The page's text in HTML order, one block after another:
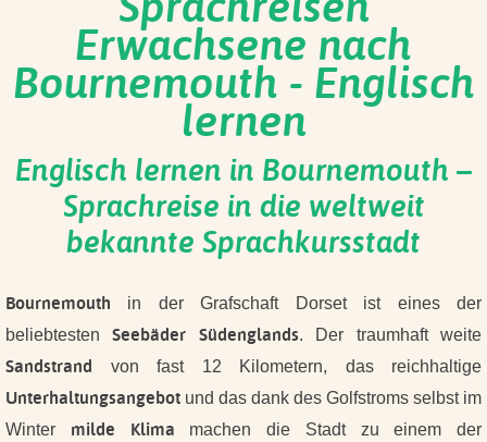
Erwachsene nach
Bournemouth - Englisch
lernen
Englisch lernen in Bournemouth –
Sprachreise in die weltweit
bekannte Sprachkursstadt
Bournemouth in der Grafschaft Dorset ist eines der
beliebtestenSeebäder Südenglands. Der traumhaft weite
Sandstrand von fast 12 Kilometern, das reichhaltige
Unterhaltungsangebot und das dank des Golfstroms selbst im
Winter milde Klima machen die Stadt zu einem der